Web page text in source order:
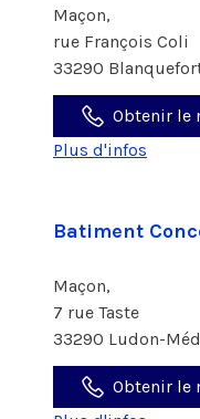
Maçon,
rue François Coli
33290
Obtenir le
Plus d'infos
Batiment
Maçon,
7 rue Taste
33290 Ludon-
Obtenir le